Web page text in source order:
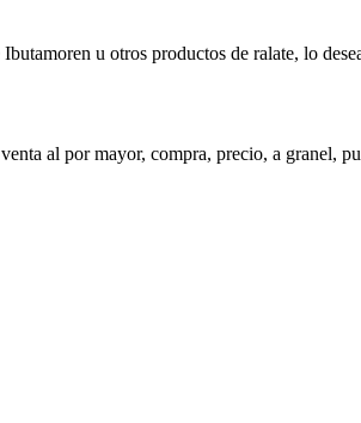
u otros productos de ralate, lo
al por mayor, compra, precio, a granel,